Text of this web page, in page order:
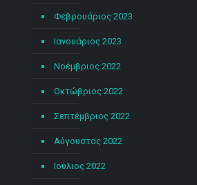
Φεβρουάριος 2023
Ιανουάριος 2023
Νοέμβριος 2022
Οκτώβριος 2022
Σεπτέμβριος 2022
Αύγουστος 2022
Ιούλιος 2022